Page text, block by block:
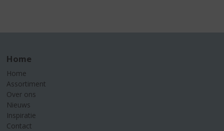
Home
Home
Assortiment
Over ons
Nieuws
Inspiratie
Contact